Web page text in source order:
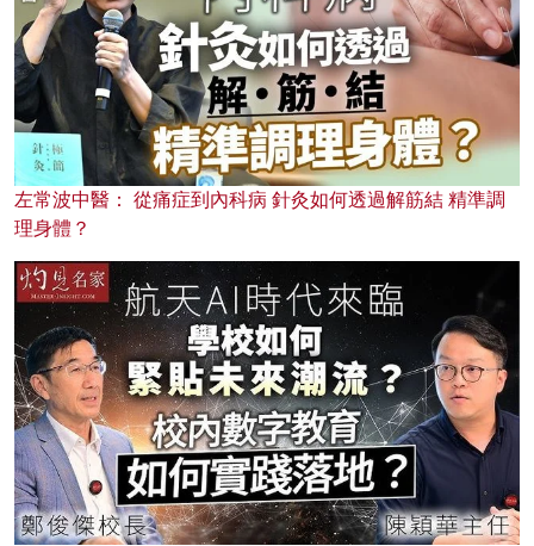
左常波中醫： 從痛症到內科病 針灸如何透過解筋結 精準調
理身體？